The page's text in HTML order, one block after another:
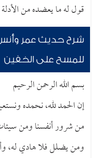
قول له ما يعضده من
شرح حديث عمر
للمسح على الخفين
بسم الله الرحمن الرحيم
إن الحمد لله، نحمده
من شرور أنفسنا ومن
ومن يضلل فلا هادي له،